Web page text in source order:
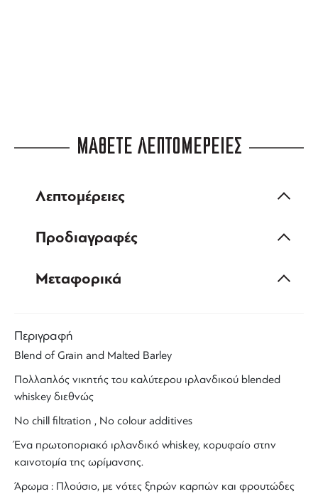
ΜΑΘΕΤΕ ΛΕΠΤΟΜΕΡΕΙΕΣ
Λεπτομέρειες
Προδιαγραφές
Μεταφορικά
Περιγραφή
Blend ofGrain and Malted Barley
Πολλαπλός νικητής του καλύτερου ιρλανδικού blended
whiskey διεθνώς
No chill filtration , No colour additives
Ένα πρωτοποριακό ιρλανδικό whiskey, κορυφαίο στην
καινοτομία της ωρίμανσης.
Άρωμα : Πλούσιο, με νότες ξηρών καρπών και φρουτώδες